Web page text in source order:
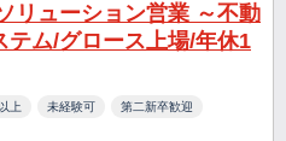
リューション営業 ～不動
テム/グロース上場/年休1
上 未経験可 第二新卒歓迎